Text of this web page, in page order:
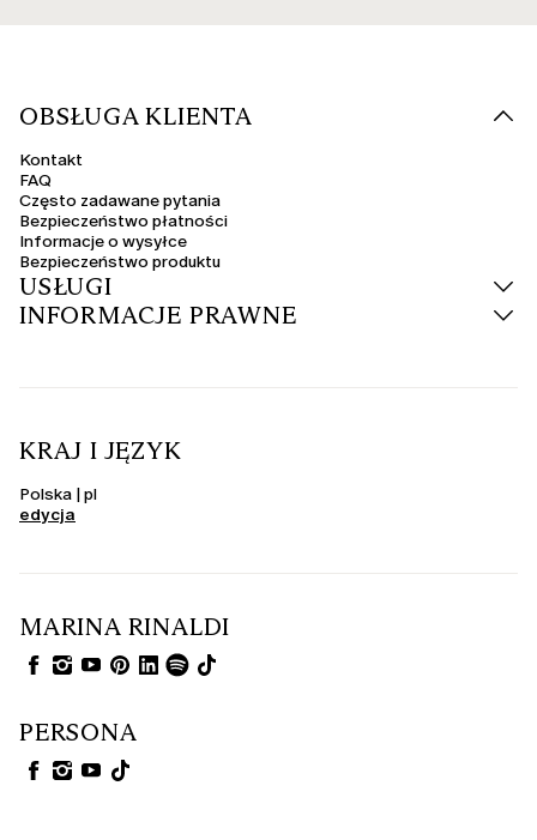
OBSŁUGA KLIENTA
Kontakt
FAQ
Często zadawane pytania
Bezpieczeństwo płatności
Informacje o wysyłce
Bezpieczeństwo produktu
USŁUGI
INFORMACJE PRAWNE
KRAJ I JĘZYK
Polska | pl
edycja
MARINA RINALDI
PERSONA